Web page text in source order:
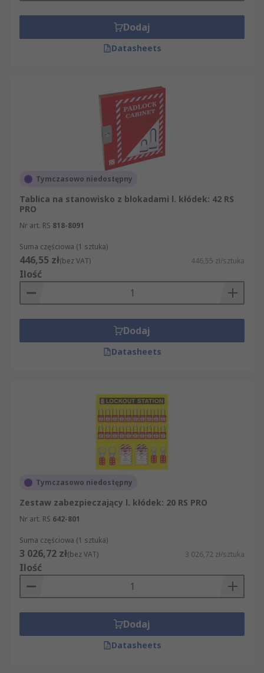
Dodaj
Datasheets
Tymczasowo niedostępny
Tablica na stanowisko z blokadami l. kłódek: 42 RS
PRO
Nr art. RS 818-8091
Suma częściowa (1 sztuka)
446,55 zł(bez VAT) 446,55 zł/sztuka
Ilość
Dodaj
Datasheets
Tymczasowo niedostępny
Zestaw zabezpieczający l. kłódek: 20 RS PRO
Nr art. RS 642-801
Suma częściowa (1 sztuka)
3 026,72 zł(bez VAT) 3 026,72 zł/sztuka
Ilość
Dodaj
Datasheets